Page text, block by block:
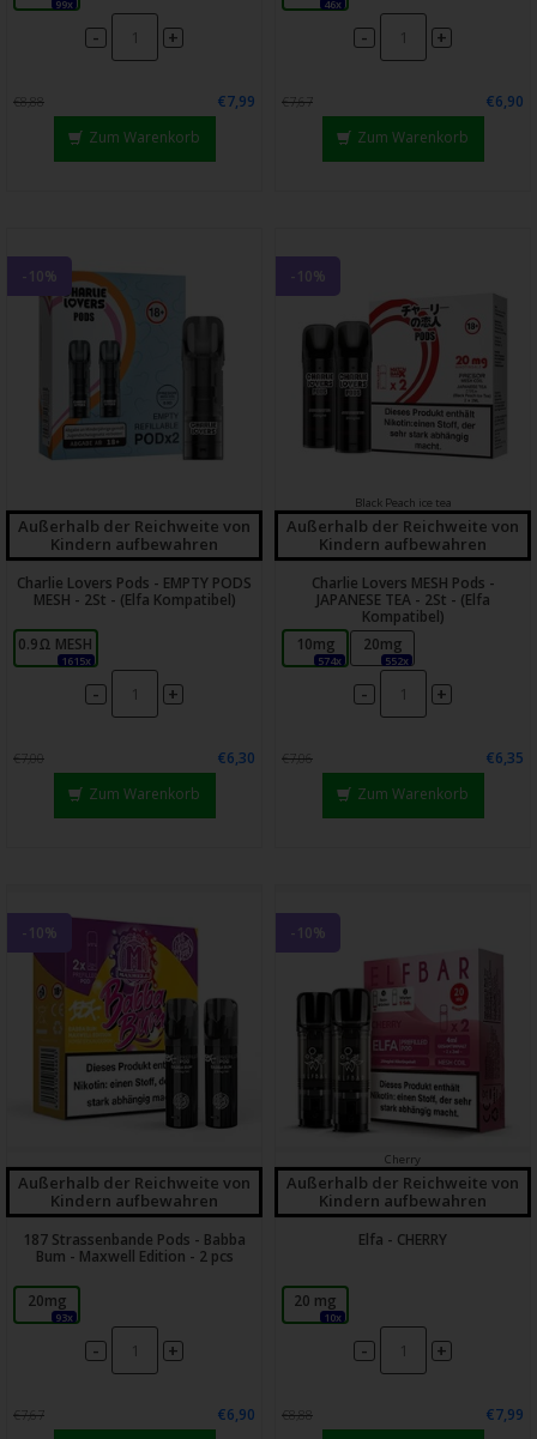
99x
- +
€8,88
€7,99
Zum Warenkorb
46x
- +
€7,67
€6,90
Zum Warenkorb
-10%
Außerhalb der Reichweite von
Kindern aufbewahren
Charlie Lovers Pods - EMPTY PODS
MESH - 2St - (Elfa Kompatibel)
0.9Ω MESH
1615x
- +
€7,00
€6,30
Zum Warenkorb
-10%
Black Peach ice tea
Außerhalb der Reichweite von
Kindern aufbewahren
Charlie Lovers MESH Pods -
JAPANESE TEA - 2St - (Elfa
Kompatibel)
10mg
574x
20mg
552x
- +
€7,06
€6,35
Zum Warenkorb
-10%
Außerhalb der Reichweite von
Kindern aufbewahren
187 Strassenbande Pods - Babba
Bum - Maxwell Edition - 2 pcs
20mg
93x
- +
€7,67
€6,90
-10%
Cherry
Außerhalb der Reichweite von
Kindern aufbewahren
Elfa - CHERRY
20 mg
10x
- +
€8,88
€7,99